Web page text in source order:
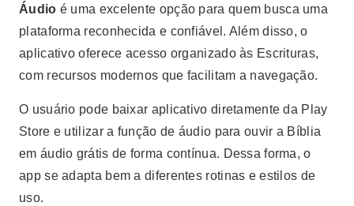
Áudio é uma excelente opção para quem busca uma
plataforma reconhecida e confiável. Além disso, o
aplicativo oferece acesso organizado às Escrituras,
com recursos modernos que facilitam a navegação.
O usuário pode baixar aplicativo diretamente da Play
Store e utilizar a função de áudio para ouvir a Bíblia
em áudio grátis de forma contínua. Dessa forma, o
app se adapta bem a diferentes rotinas e estilos de
uso.